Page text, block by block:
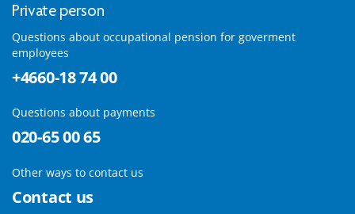
Private person
Questions about occupational pension for goverment
employees
+4660-18 74 00
Questions about payments
020-65 00 65
Other ways to contact us
Contact us